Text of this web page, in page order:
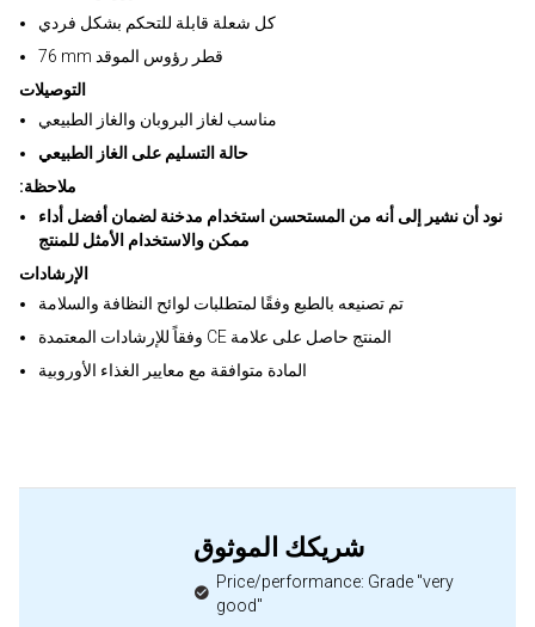
كل شعلة قابلة للتحكم بشكل فردي
76 mm قطر رؤوس الموقد
التوصيلات
مناسب لغاز البروبان والغاز الطبيعي
حالة التسليم على الغاز الطبيعي
:ملاحظة
نود أن نشير إلى أنه من المستحسن استخدام مدخنة لضمان أفضل أداء
ممكن والاستخدام الأمثل للمنتج
الإرشادات
تم تصنيعه بالطبع وفقًا لمتطلبات لوائح النظافة والسلامة
وفقاً للإرشادات المعتمدة CE المنتج حاصل على علامة
المادة متوافقة مع معايير الغذاء الأوروبية
شريكك الموثوق
Price/performance: Grade "very
good"